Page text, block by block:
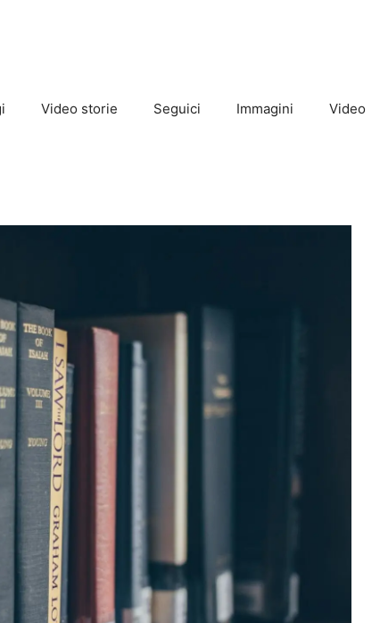
Video storie Seguici Immagini Video